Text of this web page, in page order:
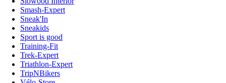
Smash-Expert
Sneak'In
Sneakids
Sport is good
Training-Fit
Trek-Expert
Triathlon-Expert
TripNBikers